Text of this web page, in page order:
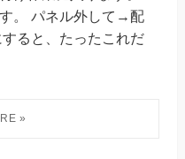
。 パネル外して→配
ると、たったこれだ